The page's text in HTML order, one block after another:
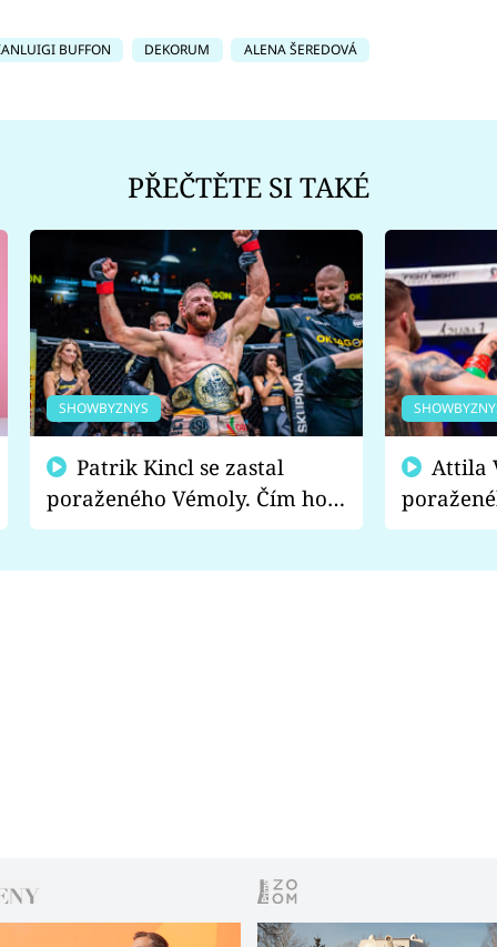
BUFFON DEKORUM ALENA ŠEREDOVÁ
PŘEČTĚTE SI TAKÉ
SHOWBYZNYS
poraženého Vémoly. Čím ho
fanoušci naštvali?
chce